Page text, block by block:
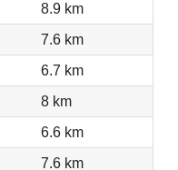
8.9 km
7.6 km
6.7 km
8 km
6.6 km
7.6 km